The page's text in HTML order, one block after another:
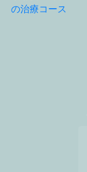
の治療コース